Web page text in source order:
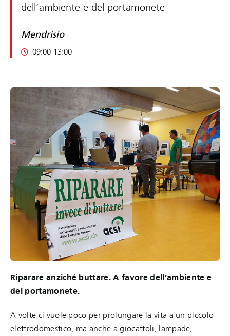
dell’ambiente e del portamonete
Mendrisio
09:00-13:00
Riparare anziché buttare. A favore dell’ambiente e
del portamonete.
A volte ci vuole poco per prolungare la vita a un piccolo
elettrodomestico, ma anche a giocattoli, lampade,